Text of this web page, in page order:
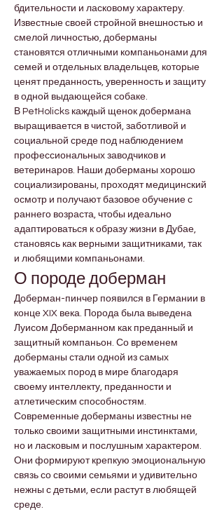
бдительности и ласковому характеру.
Известные своей стройной внешностью и
смелой личностью, доберманы
становятся отличными компаньонами для
семей и отдельных владельцев, которые
ценят преданность, уверенность и защиту
в одной выдающейся собаке.
В PetHolicks каждый щенок добермана
выращивается в чистой, заботливой и
социальной среде под наблюдением
профессиональных заводчиков и
ветеринаров. Наши доберманы хорошо
социализированы, проходят медицинский
осмотр и получают базовое обучение с
раннего возраста, чтобы идеально
адаптироваться к образу жизни в Дубае,
становясь как верными защитниками, так
и любящими компаньонами.
О породе доберман
Доберман-пинчер появился в Германии в
конце XIX века. Порода была выведена
Луисом Доберманном как преданный и
защитный компаньон. Со временем
доберманы стали одной из самых
уважаемых пород в мире благодаря
своему интеллекту, преданности и
атлетическим способностям.
Современные доберманы известны не
только своими защитными инстинктами,
но и ласковым и послушным характером.
Они формируют крепкую эмоциональную
связь со своими семьями и удивительно
нежны с детьми, если растут в любящей
среде.